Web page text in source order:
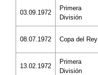
03.09.1972
Primera
División
08.07.1972 Copa del Rey
13.02.1972
Primera
División